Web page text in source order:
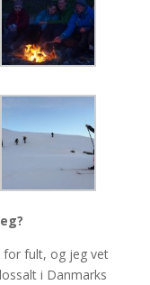
for fult, og jeg vet
i Danmarks